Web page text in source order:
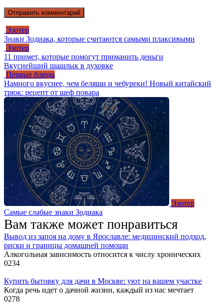
Эзотер
Знаки Зодиака, которые считаются самыми плаксивыми
Эзотер
11 примет, которые помогут приманить деньги
Вкуснейший шашлык в духовке
Первые блюда
Намного вкуснее, чем беляши и чебуреки! Новый китайский
трюк: рецепт от шеф повара
Эзотер
Самые слабые знаки Зодиака
Вам также может понравиться
Вывод из запоя на дому в Ярославле: медицинский подход,
риски и границы домашней помощи
Алкогольная зависимость относится к числу хронических
0234
Купить бытовку для дачи в Москве: уют на вашем участке
Когда речь идет о дачной жизни, каждый из нас мечтает
0278